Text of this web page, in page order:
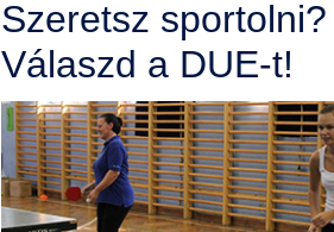
Szeretsz sportolni?
Válaszd a DUE-t!